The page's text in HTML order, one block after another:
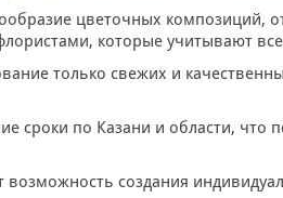
цветочных композиций,
которые учитывают
только свежих и
сроки по Казани и области,
возможность создания